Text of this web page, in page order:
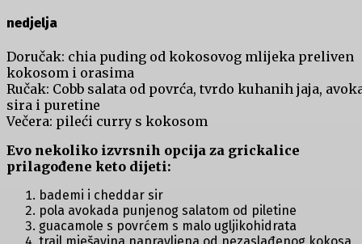
nedjelja
Doručak: chia puding od kokosovog mlijeka preliven
kokosom i orasima
Ručak: Cobb salata od povrća, tvrdo kuhanih jaja,
sira i puretine
Večera: pileći curry s kokosom
Evo nekoliko izvrsnih opcija za grickalice
prilagođene keto dijeti:
bademi i cheddar sir
pola avokada punjenog salatom od piletine
guacamole s povrćem s malo ugljikohidrata